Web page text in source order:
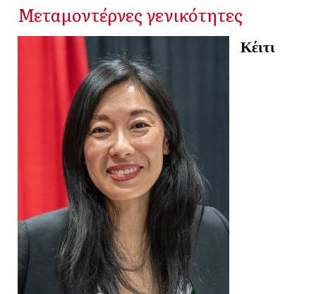
Μεταμοντέρνες γενικότητες
Κέιτι